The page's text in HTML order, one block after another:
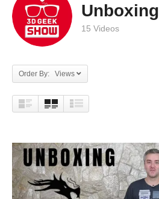
Unboxing
15 Videos
Order By: Views